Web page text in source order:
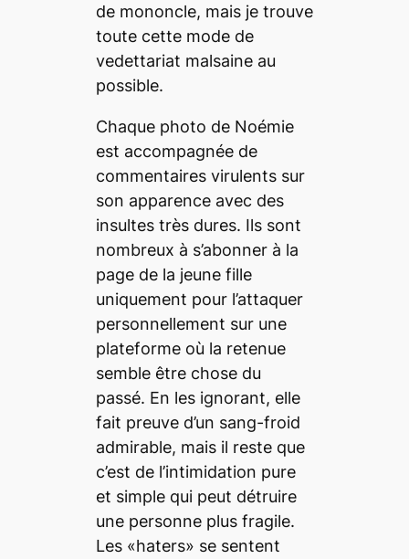
de mononcle, mais je trouve
toute cette mode de
vedettariat malsaine au
possible.
Chaque photo de Noémie
est accompagnée de
commentaires virulents sur
son apparence avec des
insultes très dures. Ils sont
nombreux à s’abonner à la
page de la jeune fille
uniquement pour l’attaquer
personnellement sur une
plateforme où la retenue
semble être chose du
passé. En les ignorant, elle
fait preuve d’un sang-froid
admirable, mais il reste que
c’est de l’intimidation pure
et simple qui peut détruire
une personne plus fragile.
Les «haters» se sentent